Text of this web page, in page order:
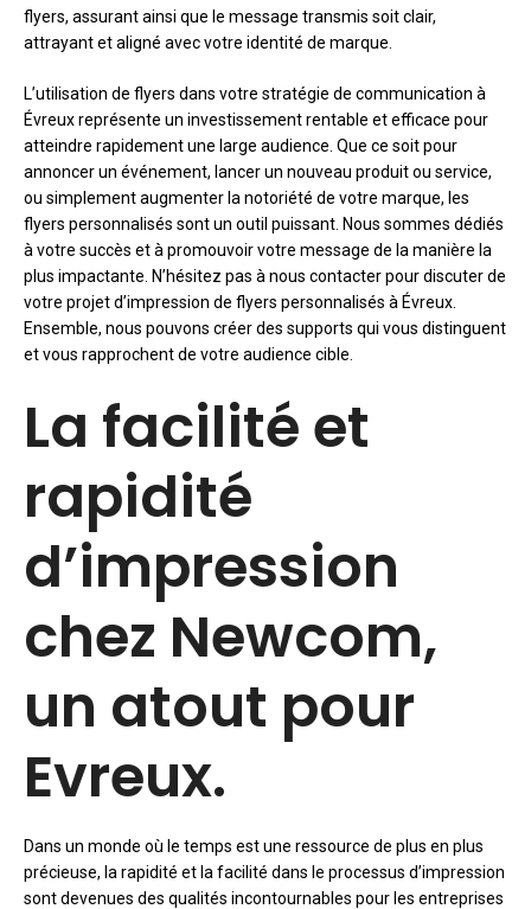
flyers, assurant ainsi que le message transmis soit clair,
attrayant et aligné avec votre identité de marque.
L’utilisation de flyers dans votre stratégie de communication à
Évreux représente un investissement rentable et efficace pour
atteindre rapidement une large audience. Que ce soit pour
annoncer un événement, lancer un nouveau produit ou service,
ou simplement augmenter la notoriété de votre marque, les
flyers personnalisés sont un outil puissant. Nous sommes dédiés
à votre succès et à promouvoir votre message de la manière la
plus impactante. N’hésitez pas à nous contacter pour discuter de
votre projet d’impression de flyers personnalisés à Évreux.
Ensemble, nous pouvons créer des supports qui vous distinguent
et vous rapprochent de votre audience cible.
La facilité et
rapidité
d’impression
chez Newcom,
un atout pour
Evreux.
Dans un monde où le temps est une ressource de plus en plus
précieuse, la rapidité et la facilité dans le processus d’impression
sont devenues des qualités incontournables pour les entreprises